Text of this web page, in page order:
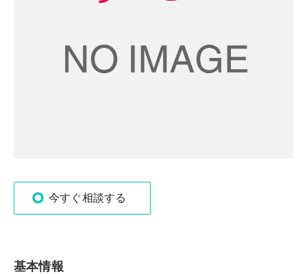
今すぐ相談する
基本情報